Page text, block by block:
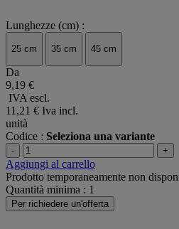
Lunghezze (cm) :
25 cm 35 cm 45 cm
Da
9,19 €
IVA escl.
11,21 € Iva incl.
unità
Codice : Seleziona una variante
- +
Aggiungi al carrello
Prodotto temporaneamente non
Quantità minima : 1
Per richiedere un'offerta